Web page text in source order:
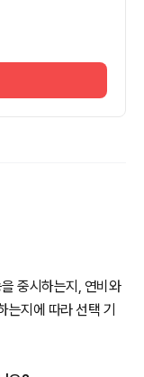
중시하는지, 연비와
는지에 따라 선택 기